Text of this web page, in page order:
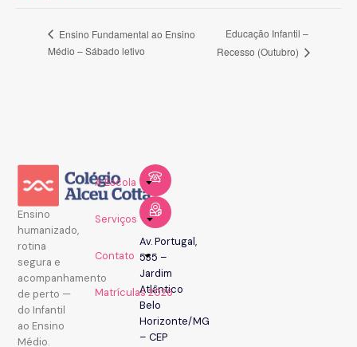
Ensino Fundamental ao Ensino
Médio – Sábado letivo
Educação Infantil –
Recesso (Outubro)
Ensino
humanizado,
rotina
segura e
acompanhamento
de perto —
do Infantil
ao Ensino
Médio.
A Escola
Serviços
Contato
Matrículas 2026
Av. Portugal,
535 –
Jardim
Atlântico
Belo
Horizonte/MG
– CEP